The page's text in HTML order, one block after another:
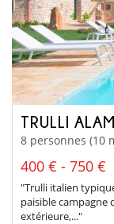
TRULLI
8 personnes (10
400 € - 750 €
"Trulli italien
paisible campagne
extérieure,..."